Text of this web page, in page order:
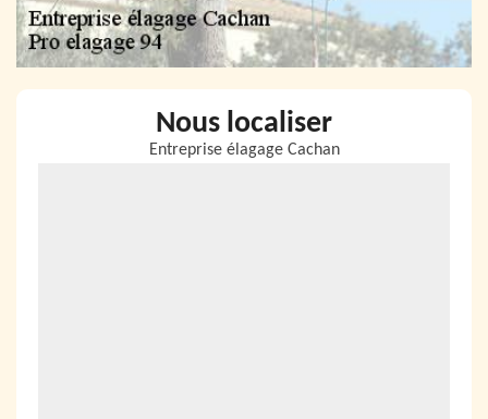
Nous localiser
Entreprise élagage Cachan